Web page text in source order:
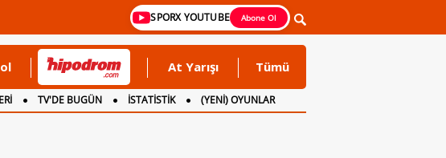
SPORX YOUTUBE Abone Ol
At Yarışı Tümü
TV'DE BUGÜN İSTATİSTİK
(YENİ) OYUNLAR